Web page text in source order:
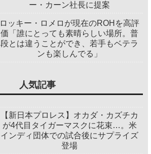
ー・カーン社長に提案
ロッキー・ロメロが現在のROHを高評
価「誰にとっても素晴らしい場所。普
段とは違うことができ、若手もベテラ
ンも楽しんでる」
人気記事
【新日本プロレス】オカダ・カズチカ
が4代目タイガーマスクに花束…。米
インディ団体での試合後にサプライズ
登場